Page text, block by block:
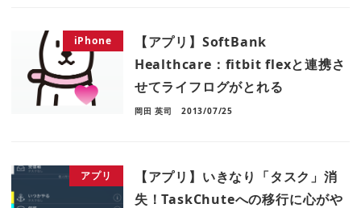
iPhone
【アプリ】SoftBank
Healthcare：fitbit flexと連携さ
せてライフログがとれる
岡田 英司 2013/07/25
アプリ
【アプリ】いきなり「タスク」消
失！TaskChuteへの移行に心がや